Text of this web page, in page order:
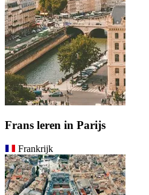
Frans leren in Parijs
Frankrijk